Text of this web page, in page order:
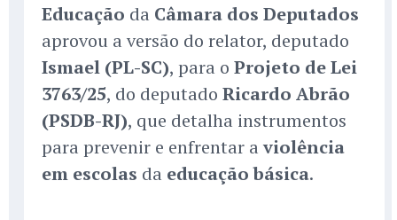
Educação da Câmara dos Deputados
aprovou a versão do relator, deputado
Ismael (PL-SC), para o Projeto de Lei
3763/25, do deputado Ricardo Abrão
(PSDB-RJ), que detalha instrumentos
para prevenir e enfrentar aviolência
em escolas da educação básica.